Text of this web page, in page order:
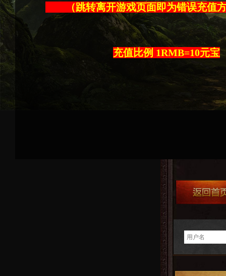
（跳转离开游戏页面即为错误
充值比例 1RMB=10元宝